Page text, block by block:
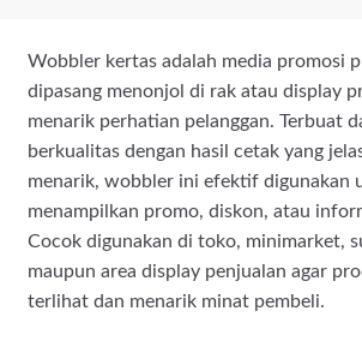
Wobbler kertas adalah media promosi
dipasang menonjol di rak atau display
menarik perhatian pelanggan. Terbuat
berkualitas dengan hasil cetak yang
menarik, wobbler ini efektif digunakan
menampilkan promo, diskon, atau
Cocok digunakan di toko, minimarket,
maupun area display penjualan agar
terlihat dan menarik minat pembeli.